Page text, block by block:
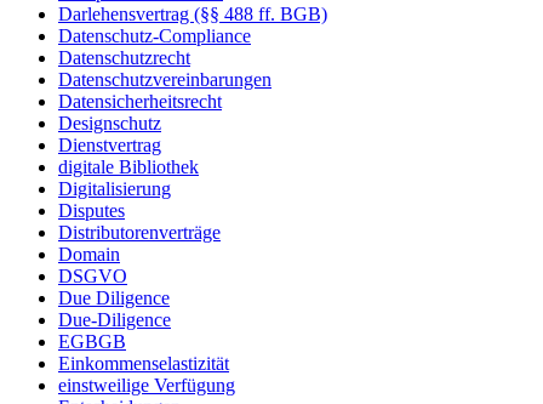
Darlehensvertrag (§§ 488 ff. BGB)
Datenschutz-Compliance
Datenschutzrecht
Datenschutzvereinbarungen
Datensicherheitsrecht
Designschutz
Dienstvertrag
digitale Bibliothek
Digitalisierung
Disputes
Distributorenverträge
Domain
DSGVO
Due Diligence
Due-Diligence
EGBGB
Einkommenselastizität
einstweilige Verfügung